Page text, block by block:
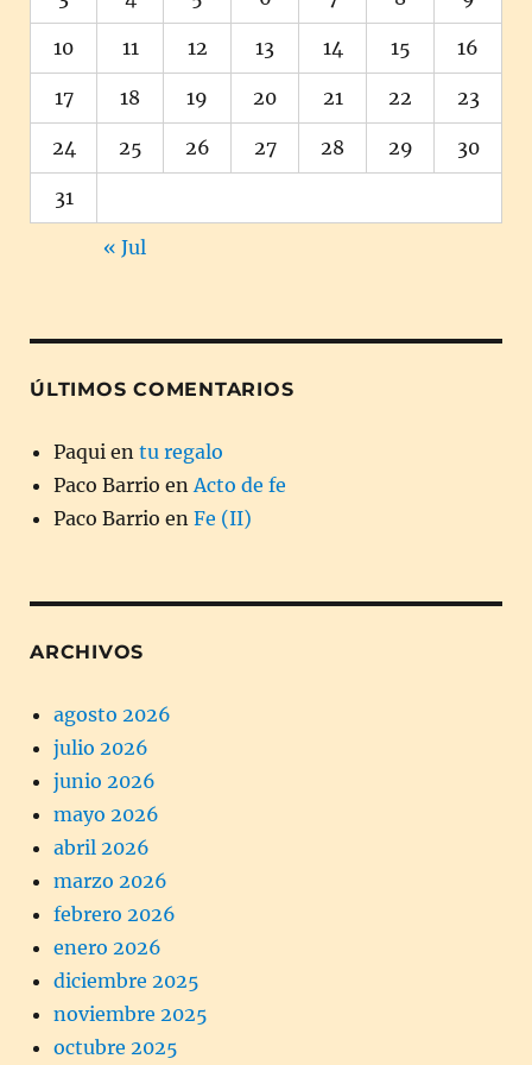
10 11 12 13 14 15 16
17 18 19 20 21 22 23
24 25 26 27 28 29 30
31
« Jul
ÚLTIMOS COMENTARIOS
Paqui en tu regalo
Paco Barrio en Acto de fe
Paco Barrio en Fe (II)
ARCHIVOS
agosto 2026
julio 2026
junio 2026
mayo 2026
abril 2026
marzo 2026
febrero 2026
enero 2026
diciembre 2025
noviembre 2025
octubre 2025